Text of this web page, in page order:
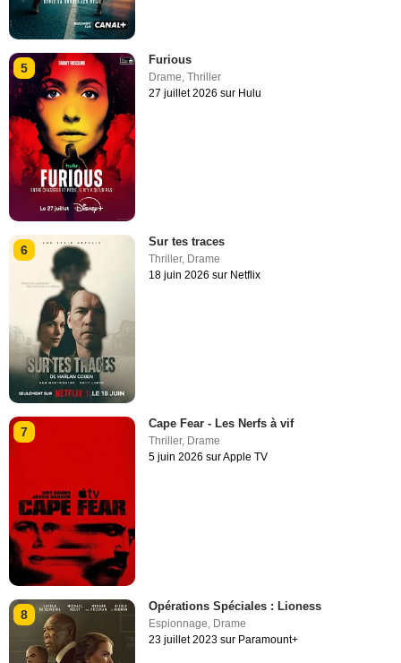
5
Furious
Drame ,Thriller
27 juillet 2026 sur Hulu
6
Sur tes traces
Thriller, Drame
18 juin 2026 sur Netflix
7
Cape Fear - Les Nerfs à vif
Thriller, Drame
5 juin 2026 sur Apple TV
8
Opérations Spéciales : Lioness
Espionnage Drame
23 juillet 2023 sur Paramount+